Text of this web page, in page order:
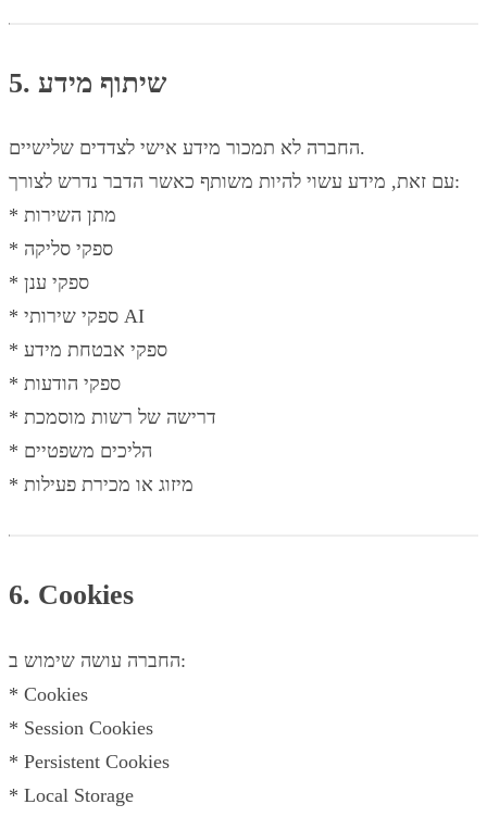
5. שיתוף מידע
החברה לא תמכור מידע אישי לצדדים שלישיים.
עם זאת, מידע עשוי להיות משותף כאשר הדבר נדרש לצורך:
* מתן השירות
* ספקי סליקה
* ספקי ענן
* ספקי שירותי AI
* ספקי אבטחת מידע
* ספקי הודעות
* דרישה של רשות מוסמכת
* הליכים משפטיים
* מיזוג או מכירת פעילות
6. Cookies
החברה עושה שימוש ב:
* Cookies
* Session Cookies
* Persistent Cookies
* Local Storage